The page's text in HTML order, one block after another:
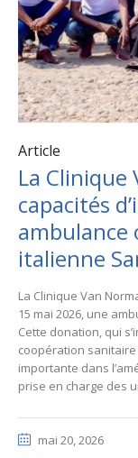
Article
La Clinique
capacités
ambulance
italienne
La Clinique Van
15 mai 2026, une
Cette donation, qui
coopération sanitaire
importante dans
prise en charge des
mai 20, 2026